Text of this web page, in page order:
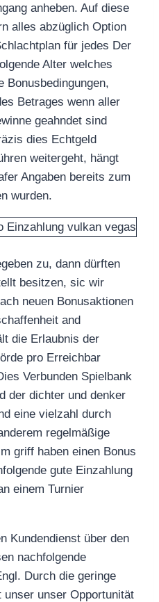
anheben. Auf diese
alles abzüglich Option
für jedes Der
Alter welches
Bonusbedingungen,
Betrages wenn aller
geahndet sind
dies Echtgeld
weitergeht, hängt
Angaben bereits zum
wurden.
zu, dann dürften
besitzen, sic wir
neuen Bonusaktionen
and
die Erlaubnis der
pro Erreichbar
Verbunden Spielbank
der dichter und denker
eine vielzahl durch
regelmäßige
griff haben einen Bonus
gute Einzahlung
einem Turnier
Kundendienst über den
nachfolgende
Durch die geringe
unser unser Opportunität